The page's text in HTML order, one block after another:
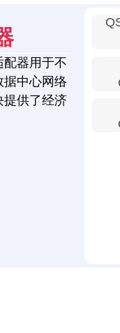
配器用于不
据中心网络
提供了经济